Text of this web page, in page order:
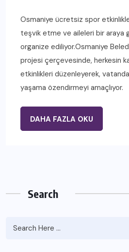
Osmaniye ücretsiz spor
teşvik etme ve aileleri bir araya
organize ediliyor.Osmaniye
projesi çerçevesinde, herkesin
etkinlikleri düzenleyerek,
yaşama özendirmeyi amaçlıyor.
DAHA FAZLA OKU
Search